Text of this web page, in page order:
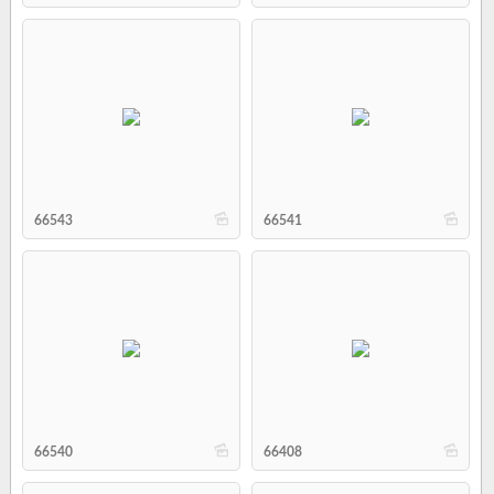
b
66543 b
66541
b
66540 b
66408